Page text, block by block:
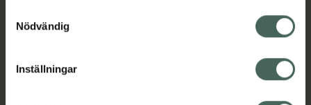
återkalla ditt samtycke via webbplatsens
cookieinställningar. Ett återkallat samtycke påverkar inte
lagligheten av behandling som skett innan återkallelsen.
Nödvändig
Inställningar
Visa